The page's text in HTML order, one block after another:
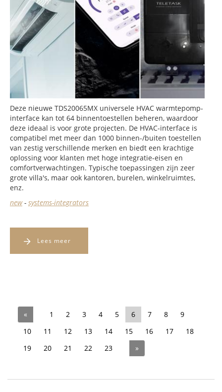
Deze nieuwe TDS20065MX universele HVAC warmtepomp-
interface kan tot 64 binnentoestellen beheren, waardoor
deze ideaal is voor grote projecten. De HVAC-interface is
compatibel met meer dan 1000 binnen-/buiten toestellen
van zestig verschillende merken en biedt een krachtige
oplossing voor klanten met hoge integratie-eisen en
comfortverwachtingen. Typische toepassingen zijn zeer
grote villa's, maar ook kantoren, burelen, winkelruimtes,
enz.
new- systems-integrators
Lees meer
« 1 2 3 4 5 6 7 8
9
10
11 12 13 14 15 16 17
18
19
20 21 22 23 »